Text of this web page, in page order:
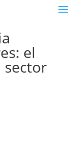
el
sector